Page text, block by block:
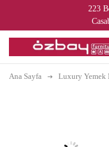
223
Ana Sayfa Luxury Yemek